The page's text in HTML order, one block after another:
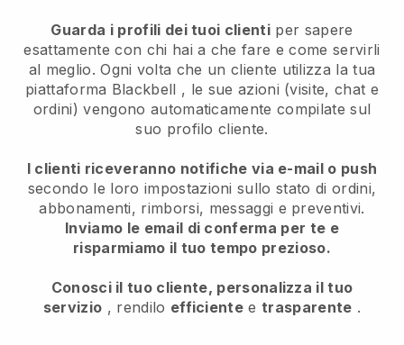
Guarda i profili dei tuoi clienti per sapere
esattamente con chi hai a che fare e come servirli
al meglio. Ogni volta che un cliente utilizza la tua
piattaforma Blackbell , le sue azioni (visite, chat e
ordini) vengono automaticamente compilate sul
suo profilo cliente.
I clienti riceveranno notifiche via e-mail o push
secondo le loro impostazioni sullo stato di ordini,
abbonamenti, rimborsi, messaggi e preventivi.
Inviamo le email di conferma per te e
risparmiamo il tuo tempo prezioso.
Conosci il tuo cliente, personalizza il tuo
servizio , rendilo efficiente etrasparente .